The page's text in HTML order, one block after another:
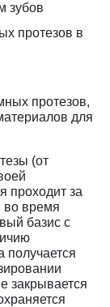
зубов
протезов в
протезов,
для
(от
проходит за
во время
базис с
получается
закрывается